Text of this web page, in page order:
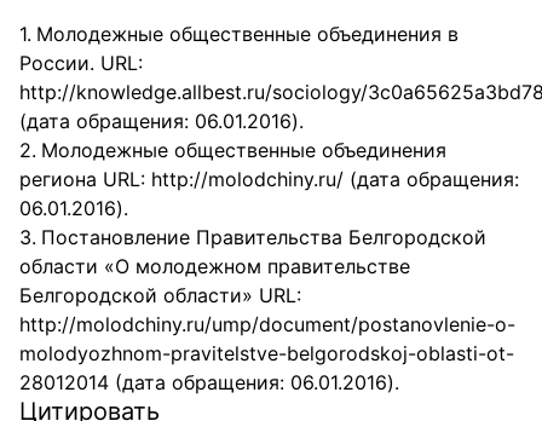
с безработицей.
Молодежные общественные объединения в
России. URL:
http://knowledge.allbest.ru/sociology/
(дата обращения: 06.01.2016).
Молодежные общественные объединения
региона URL: http://molodchiny.ru/ (дата обращения:
06.01.2016).
Постановление Правительства Белгородской
области «О молодежном правительстве
Белгородской области» URL:
http://molodchiny.ru/ump/document/postanovlenie-o-
molodyozhnom-pravitelstve-belgorodskoj-oblasti-ot-
28012014 (дата обращения: 06.01.2016).
Цитировать